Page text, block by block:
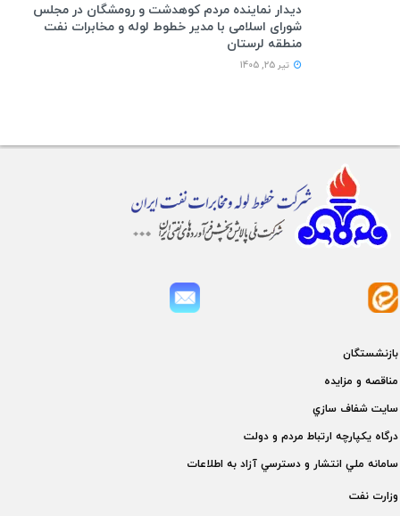
دیدار نماینده مردم کوهدشت و رومشگان در مجلس
شورای اسلامی با مدیر خطوط لوله و مخابرات نفت
منطقه لرستان
تیر 25, 1405
بازنشستگان
مناقصه و مزايده
سايت شفاف سازي
درگاه يكپارچه ارتباط مردم و دولت
سامانه ملي انتشار و دسترسي آزاد به اطلاعات
وزارت نفت